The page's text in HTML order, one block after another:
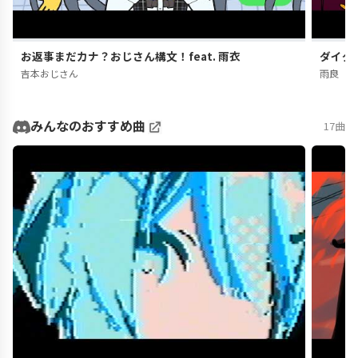
お返事まだカナ？おじさん構文！feat. 雨衣
吉本おじさん
ダイダ
雨良
みんなのおすすめ曲 17曲